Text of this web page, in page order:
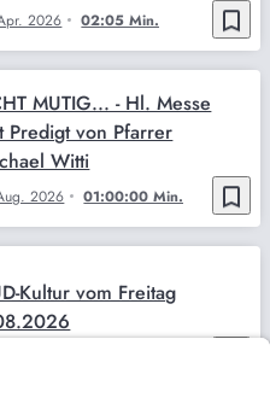
bookmark_border
2026 02:05 Min.
bookmark_border
2026 01:00:00 Min.
MUTIG... - Hl. Messe
Predigt von Pfarrer
Witti
Kultur vom Freitag